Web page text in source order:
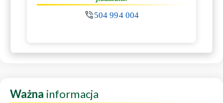
504 994 004
Ważna informacja